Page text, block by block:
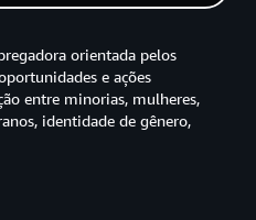
orientada pelos
e ações
entre minorias, mulheres,
identidade de gênero,